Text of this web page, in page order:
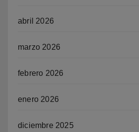
abril 2026
marzo 2026
febrero 2026
enero 2026
diciembre 2025